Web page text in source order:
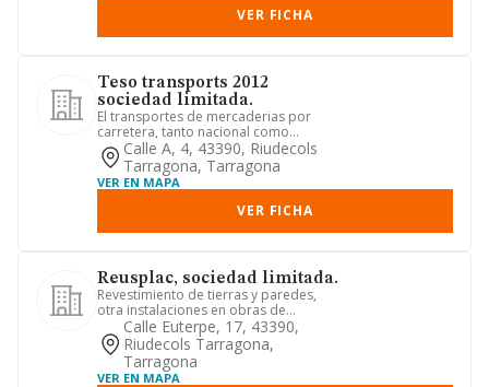
VER FICHA
Teso transports 2012
sociedad limitada.
El transportes de mercaderias por
carretera, tanto nacional como
internacional. la realizacion de l...
Calle A, 4, 43390, Riudecols
Tarragona, Tarragona
VER EN MAPA
VER FICHA
Reusplac, sociedad limitada.
Revestimiento de tierras y paredes,
otra instalaciones en obras de
construcción, pintura y acristal...
Calle Euterpe, 17, 43390,
Riudecols Tarragona,
Tarragona
VER EN MAPA